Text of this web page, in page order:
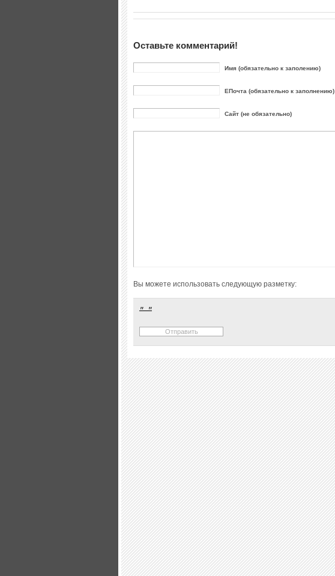
Оставьте комментарий!
Имя (обязательно к заполению)
ЕПочта (обязательно к заполнению)
Сайт (не обязательно)
Вы можете использовать следующую разметку: